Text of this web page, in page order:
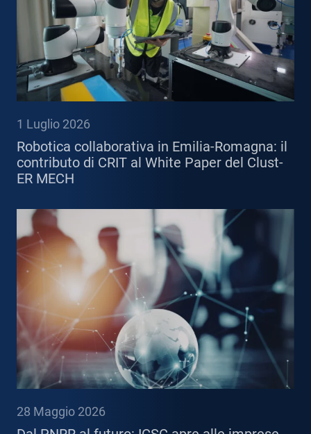
1 Luglio 2026
Robotica collaborativa in Emilia-Romagna: il
contributo di CRIT al White Paper del Clust-
ER MECH
28 Maggio 2026